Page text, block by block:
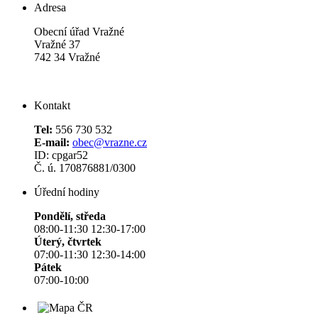
Adresa
Obecní úřad Vražné
Vražné 37
742 34 Vražné
Kontakt
Tel: 556 730 532
E-mail: obec@vrazne.cz
ID: cpgar52
Č. ú. 170876881/0300
Úřední hodiny
Pondělí, středa
08:00-11:30 12:30-17:00
Úterý, čtvrtek
07:00-11:30 12:30-14:00
Pátek
07:00-10:00